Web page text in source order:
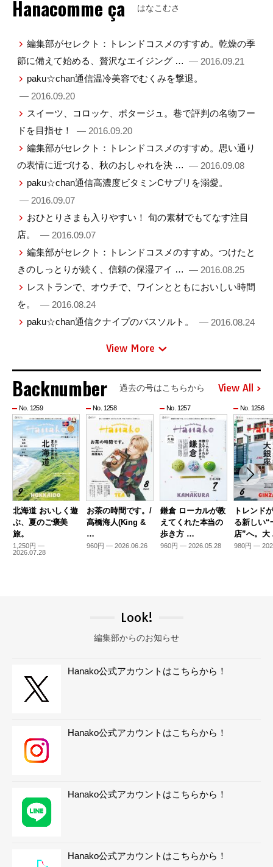
Hanacomme ça はなこむさ
編集部がセレクト：トレンドコスメのすすめ。乾燥の季
節に備えて始める、贅沢なエイジング … — 2016.09.21
paku☆chan通信温冷美容でむくみを撃退。
— 2016.09.20
スイーツ、コロッケ、ポタージュ。巷で評判の名物フー
ドを目指せ！
— 2016.09.20
編集部がセレクト：トレンドコスメのすすめ。思い通り
の表情に近づける、秋のおしゃれを決 … — 2016.09.08
paku☆chan通信高濃度ビタミンCサプリを溺愛。
— 2016.09.07
おひとりさまも入りやすい！ 旬の素材でもてなす注目
店。
— 2016.09.07
編集部がセレクト：トレンドコスメのすすめ。つけたと
きのしっとりが続く、信頼の保湿アイ … — 2016.08.25
レストランで、オウチで、ワインとともにおいしい時間
を。
— 2016.08.24
paku☆chan通信クナイプのバスソルト。
— 2016.08.24
View More
Backnumber 過去の号はこちらから View All
No. 1259
北海道 おいしく遊
ぶ、夏のご褒美
旅。
1,250円 —
2026.07.28
No. 1258
お茶の時間です。/
髙橋海人(King &
…
960円 — 2026.06.26
No. 1257
鎌倉 ローカルが教
えてくれた本当の
歩き方 …
960円 — 2026.05.28
No. 1256
トレンド
る新しい“
店”へ。
980円 —
Look!
編集部からのお知らせ
Hanako公式アカウントはこちらから！
Hanako公式アカウントはこちらから！
Hanako公式アカウントはこちらから！
Hanako公式アカウントはこちらから！